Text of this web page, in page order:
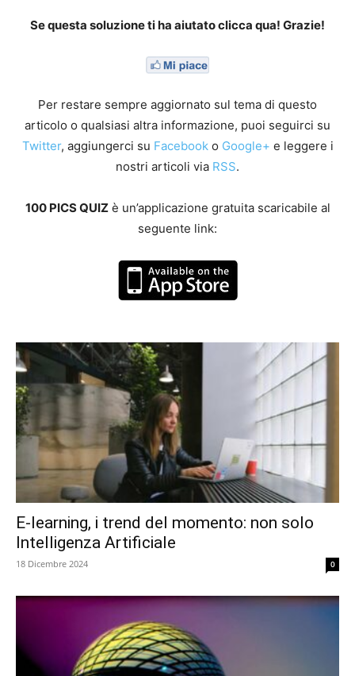
Se questa soluzione ti ha aiutato clicca qua! Grazie!
Per restare sempre aggiornato sul tema di questo
articolo o qualsiasi altra informazione, puoi seguirci su
Twitter, aggiungerci su Facebooko Google+ e leggere i
nostri articoli via RSS.
100 PICS QUIZè un’applicazione gratuita scaricabile al
seguente link:
E-learning, i trend del momento: non solo
Intelligenza Artificiale
18 Dicembre 2024 0